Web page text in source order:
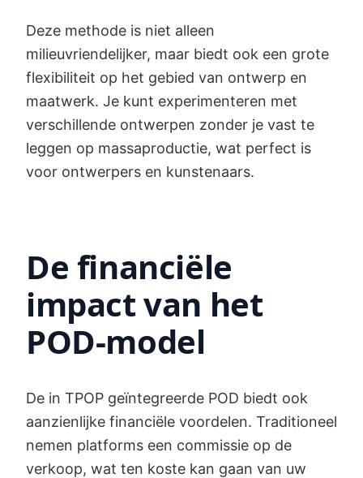
Deze methode is niet alleen
milieuvriendelijker, maar biedt ook een grote
flexibiliteit op het gebied van ontwerp en
maatwerk. Je kunt experimenteren met
verschillende ontwerpen zonder je vast te
leggen op massaproductie, wat perfect is
voor ontwerpers en kunstenaars.
De financiële
impact van het
POD-model
De in TPOP geïntegreerde POD biedt ook
aanzienlijke financiële voordelen. Traditioneel
nemen platforms een commissie op de
verkoop, wat ten koste kan gaan van uw